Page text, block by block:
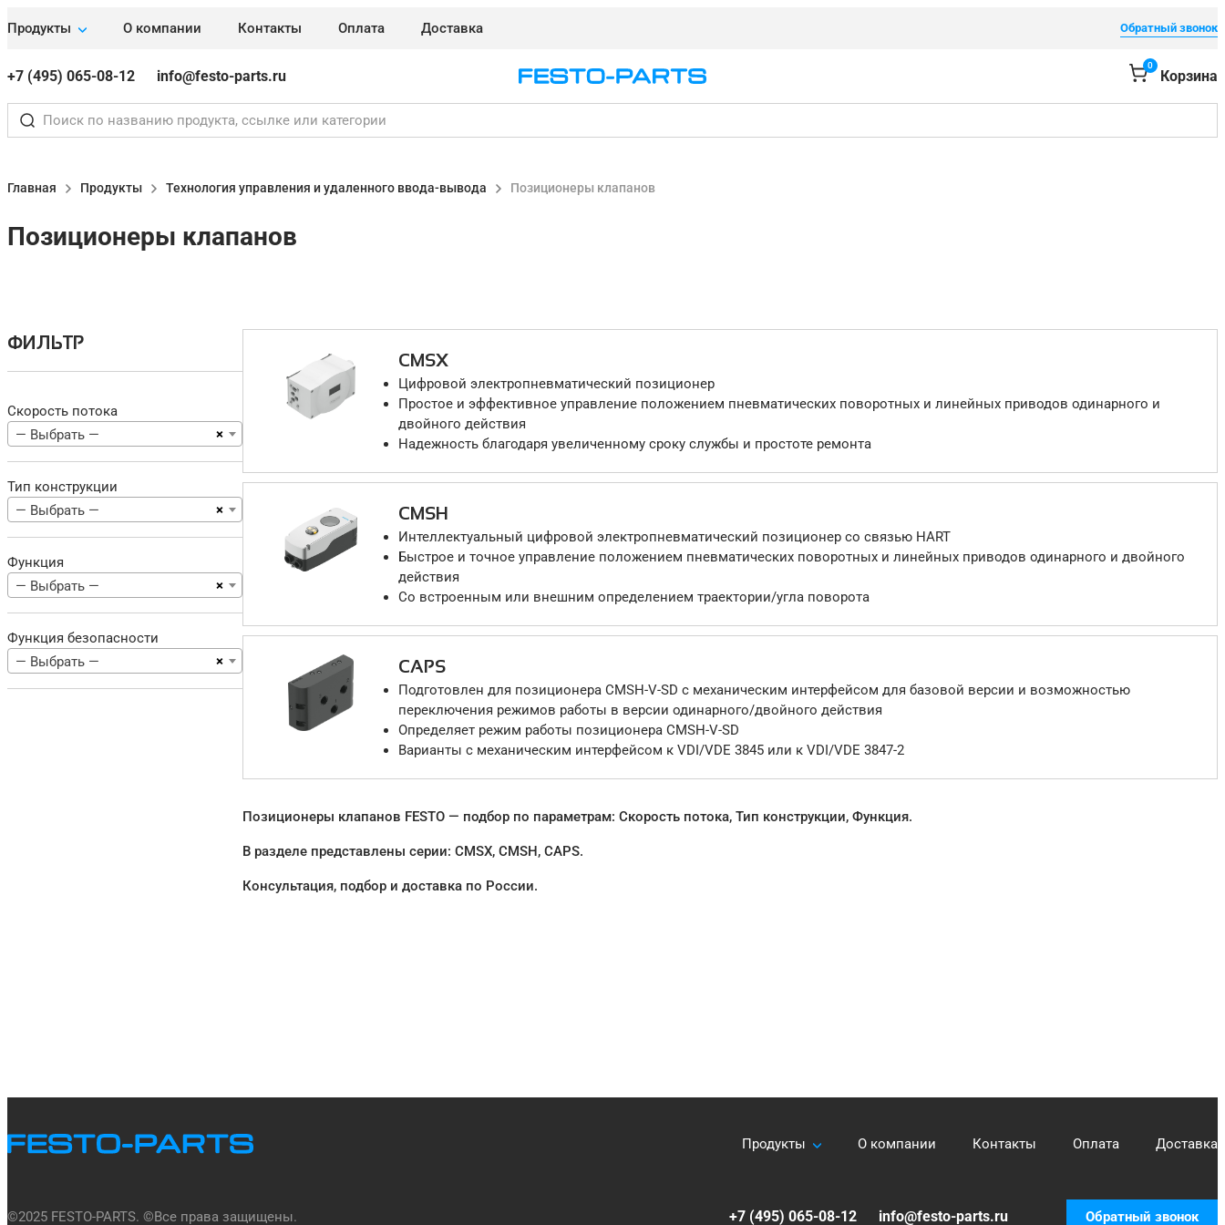
Продукты О компании Контакты Оплата Доставка Обратный звонок
+7 (495) 065-08-12 info@festo-parts.ru
0
Корзина
Главная Продукты Технология управления и удаленного ввода-вывода Позиционеры клапанов
Позиционеры клапанов
ФИЛЬТР
Скорость потока
×
— Выбрать —
Тип конструкции
×
— Выбрать —
Функция
×
— Выбрать —
Функция безопасности
×
— Выбрать —
CMSX
Цифровой электропневматический позиционер
Простое и эффективное управление положением пневматических поворотных и линейных приводов одинарного и
двойного действия
Надежность благодаря увеличенному сроку службы и простоте ремонта
CMSH
Интеллектуальный цифровой электропневматический позиционер со связью HART
Быстрое и точное управление положением пневматических поворотных и линейных приводов одинарного и двойного
действия
Со встроенным или внешним определением траектории/угла поворота
CAPS
Подготовлен для позиционера CMSH-V-SD с механическим интерфейсом для базовой версии и возможностью
переключения режимов работы в версии одинарного/двойного действия
Определяет режим работы позиционера CMSH-V-SD
Варианты с механическим интерфейсом к VDI/VDE 3845 или к VDI/VDE 3847-2
Позиционеры клапанов FESTO — подбор по параметрам: Скорость потока, Тип конструкции, Функция.
В разделе представлены серии: CMSX, CMSH, CAPS.
Консультация, подбор и доставка по России.
Продукты О компании Контакты Оплата Доставка
©2025 FESTO-PARTS. ©Все права защищены. +7 (495) 065-08-12 info@festo-parts.ru Обратный звонок